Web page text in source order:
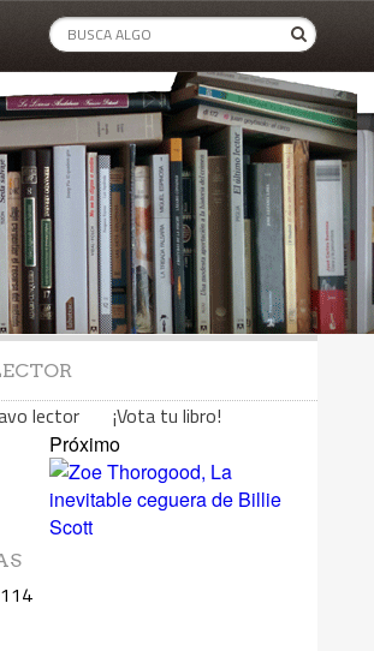
lector ¡Vota tu libro!
Próximo
114